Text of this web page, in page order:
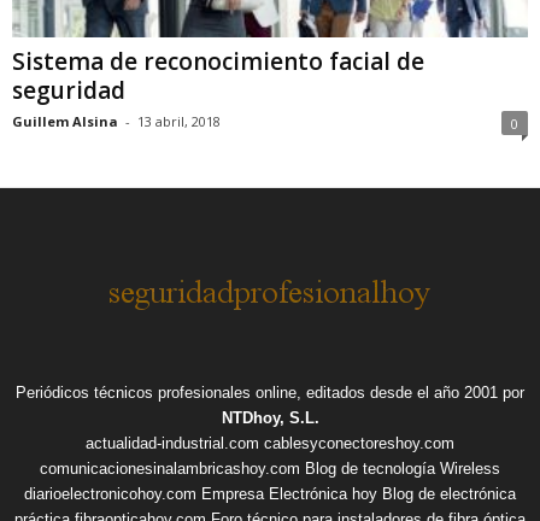
Sistema de reconocimiento facial de
seguridad
Guillem Alsina - 13 abril, 2018 0
Periódicos técnicos profesionales online, editados desde el año 2001 por
NTDhoy, S.L.
actualidad-industrial.com cablesyconectoreshoy.com
comunicacionesinalambricashoy.com Blog de tecnología Wireless
diarioelectronicohoy.com Empresa Electrónica hoy Blog de electrónica